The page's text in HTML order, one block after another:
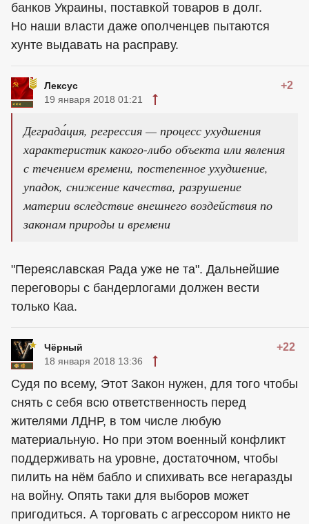
банков Украины, поставкой товаров в долг.
Но наши власти даже ополченцев пытаются
хунте выдавать на расправу.
Лексус +2
19 января 2018 01:21
Деграда́ция, регрессия — процесс ухудшения
характеристик какого-либо объекта или явления
с течением времени, постепенное ухудшение,
упадок, снижение качества, разрушение
материи вследствие внешнего воздействия по
законам природы и времени
"Переяславская Рада уже не та". Дальнейшие
переговоры с бандерлогами должен вести
только Каа.
Чёрный +22
18 января 2018 13:36
Судя по всему, Этот Закон нужен, для того чтобы
снять с себя всю ответственность перед
жителями ЛДНР, в том числе любую
материальную. Но при этом военный конфликт
поддерживать на уровне, достаточном, чтобы
пилить на нём бабло и спихивать все негаразды
на войну. Опять таки для выборов может
пригодиться. А торговать с агрессором никто не